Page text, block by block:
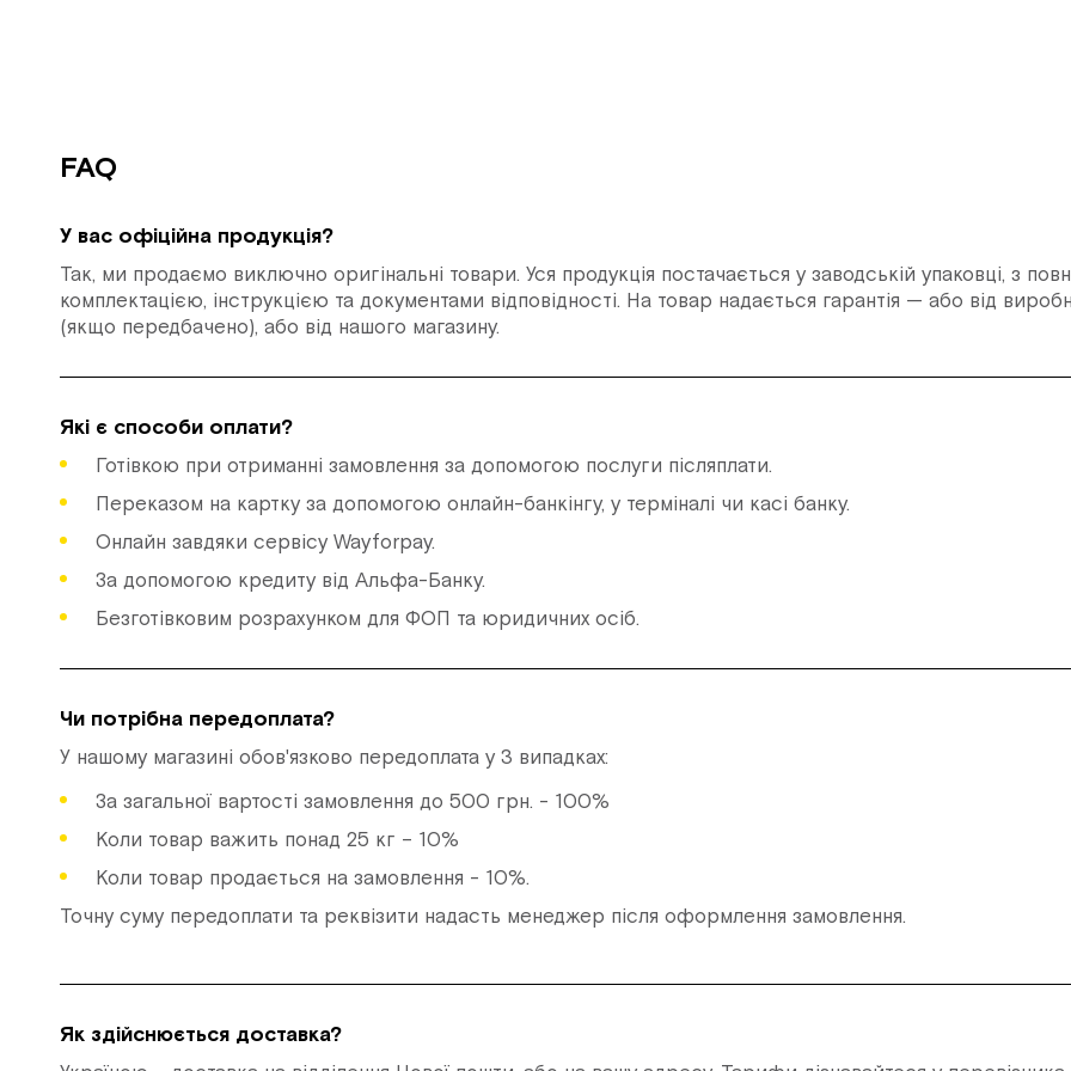
FAQ
У вас офіційна продукція?
Так, ми продаємо виключно оригінальні товари. Уся продукція постачається у заводській упаковці, з
комплектацією, інструкцією та документами відповідності. На товар надається гарантія — або від
(якщо передбачено), або від нашого магазину.
Які є способи оплати?
Готівкою при отриманні замовлення за допомогою послуги післяплати.
Переказом на картку за допомогою онлайн-банкінгу, у терміналі чи касі банку.
Онлайн завдяки сервісу Wayforpay.
За допомогою кредиту від Альфа-Банку.
Безготівковим розрахунком для ФОП та юридичних осіб.
Чи потрібна передоплата?
У нашому магазині обов'язково передоплата у 3 випадках:
За загальної вартості замовлення до 500 грн. - 100%
Коли товар важить понад 25 кг – 10%
Коли товар продається на замовлення - 10%.
Точну суму передоплати та реквізити надасть менеджер після оформлення замовлення.
Як здійснюється доставка?